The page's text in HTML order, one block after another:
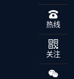
热线
关注